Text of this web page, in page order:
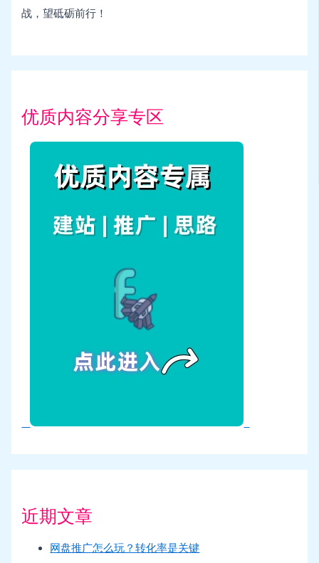
战，望砥砺前行！
优质内容分享专区
近期文章
网盘推广怎么玩？转化率是关键